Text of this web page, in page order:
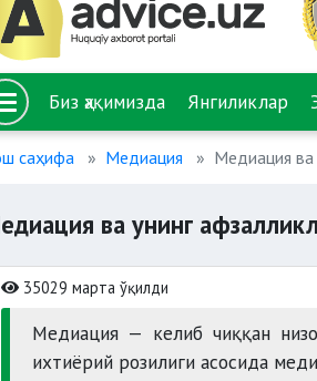
Биз ҳақимизда Янгиликлар
саҳифа Медиация Медиация ва
ва унинг
35029 марта ўқилди
Медиация — келиб чиққан
ихтиёрий розилиги асосида